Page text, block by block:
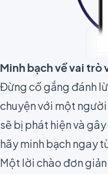
Minh bạch về vai trò
Đừng cố gắng đánh
chuyện với một
sẽ bị phát hiện và
hãy minh bạch ngay
Một lời chào đơn